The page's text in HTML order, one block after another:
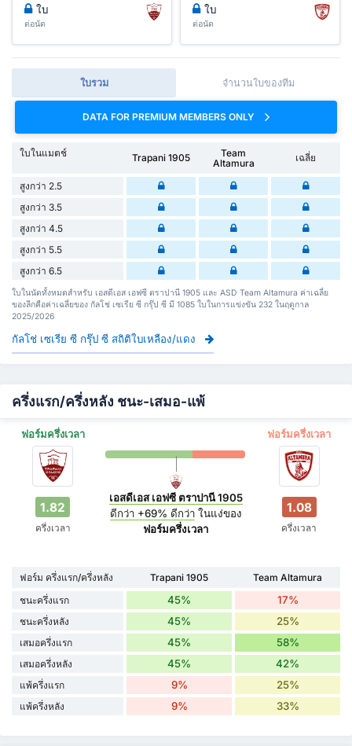
ใบ
ต่อนัด
ใบ
ต่อนัด
ใบรวม จำนวนใบของทีม
DATA FOR PREMIUM MEMBERS ONLY
ใบในแมตช์ Trapani 1905
Team
Altamura
เฉลี่ย
สูงกว่า 2.5
สูงกว่า 3.5
สูงกว่า 4.5
สูงกว่า 5.5
สูงกว่า 6.5
ใบในนัดทั้งหมดสำหรับ เอสดีเอส เอฟซี ตราปานี 1905 และ ASD Team Altamura ค่าเฉลี่ย
ของลีกคือค่าเฉลี่ยของ กัลโช่ เซเรีย ซี กรุ๊ป ซี มี 1085 ใบในการแข่งขัน 232 ในฤดูกาล
2025/2026
กัลโช่ เซเรีย ซี กรุ๊ป ซี สถิติใบเหลือง/แดง
ครึ่งแรก/ครึ่งหลัง ชนะ-เสมอ-แพ้
ฟอร์มครึ่งเวลา ฟอร์มครึ่งเวลา
1.82
ครึ่งเวลา
เอสดีเอส เอฟซี ตราปานี 1905
ดีกว่า +69% ดีกว่าในแง่ของ
ฟอร์มครึ่งเวลา
1.08
ครึ่งเวลา
ฟอร์ม ครึ่งแรก/ครึ่งหลัง Trapani 1905
Team Altamura
ชนะครึ่งแรก
45% 17%
ชนะครึ่งหลัง 45% 25%
เสมอครึ่งแรก 45% 58%
เสมอครึ่งหลัง 45% 42%
แพ้ครึ่งแรก 9% 25%
แพ้ครึ่งหลัง 9% 33%